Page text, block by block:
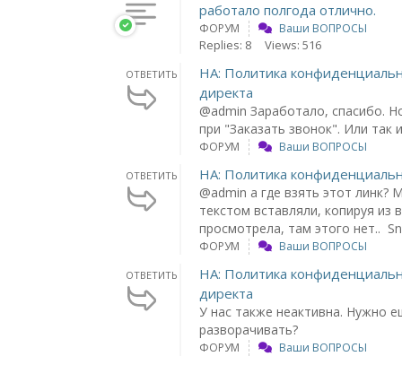
работало полгода отлично.
ФОРУМ Ваши ВОПРОСЫ
Replies: 8 Views: 516
ОТВЕТИТЬ
НА: Политика
директа
@admin Заработало, спасибо.
при "Заказать звонок". Или так
ФОРУМ Ваши ВОПРОСЫ
ОТВЕТИТЬ НА: Политика
@admin а где взять этот линк?
текстом вставляли, копируя из
просмотрела, там этого нет..
ФОРУМ Ваши ВОПРОСЫ
ОТВЕТИТЬ
НА: Политика
директа
У нас также неактивна. Нужно
разворачивать?
ФОРУМ Ваши ВОПРОСЫ